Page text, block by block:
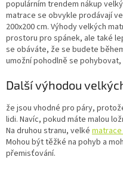
populárním trendem nákup
matrace se obvykle prodávají
200x200 cm. Výhody velkých
prostoru pro spánek, ale také
se obáváte, že se budete
umožní pohodlně se
Další výhodou
že jsou vhodné pro páry,
lidi. Navíc, pokud máte malou
Na druhou stranu, velké matrace
Mohou být těžké na pohyb a
přemisťování.